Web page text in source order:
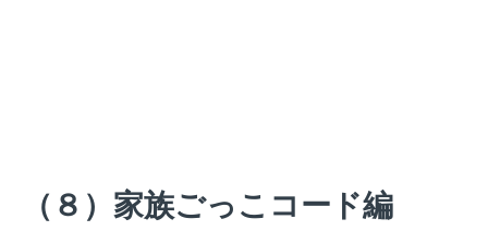
（８）家族ごっこコード編